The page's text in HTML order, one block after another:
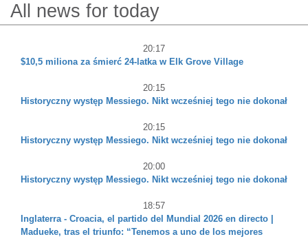
All news for today
20:17
$10,5 miliona za śmierć 24-latka w Elk Grove Village
20:15
Historyczny występ Messiego. Nikt wcześniej tego nie dokonał
20:15
Historyczny występ Messiego. Nikt wcześniej tego nie dokonał
20:00
Historyczny występ Messiego. Nikt wcześniej tego nie dokonał
18:57
Inglaterra - Croacia, el partido del Mundial 2026 en directo |
Madueke, tras el triunfo: “Tenemos a uno de los mejores